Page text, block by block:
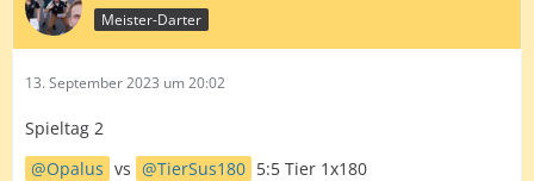
Meister-Darter
13. September 2023 um 20:02
Spieltag 2
Opalus vs TierSus180 5:5 Tier 1x180